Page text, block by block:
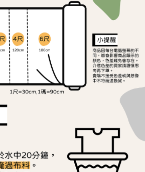
收到繳費通知簡訊。
天內，點擊此簡訊中的連結，可透過四大超商／
式進行付款，方視為交易完成。
下不需立刻繳費，但若您需要取消訂單，請聯絡
同意取消之訂單仍視為有效，需透過AFTEE先享
先享後付 」之結帳頁面顯示為準，若有關於
消欲退款等相關疑問，請聯繫「AFTEE先享後付
support/home
限公司提供之「AFTEE先享後付」服務完成之交
內提供個人資料，並將交易相關給付款項請求債
公司。
徵得法定代理人或監護人之同意方可使用
經同意申辦者引起之損失，本公司不負相關責
含以上)免運費
含以上)免運費